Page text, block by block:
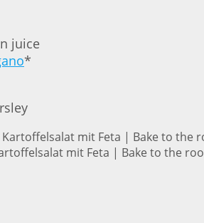
juice
*
mit Feta | Bake to the